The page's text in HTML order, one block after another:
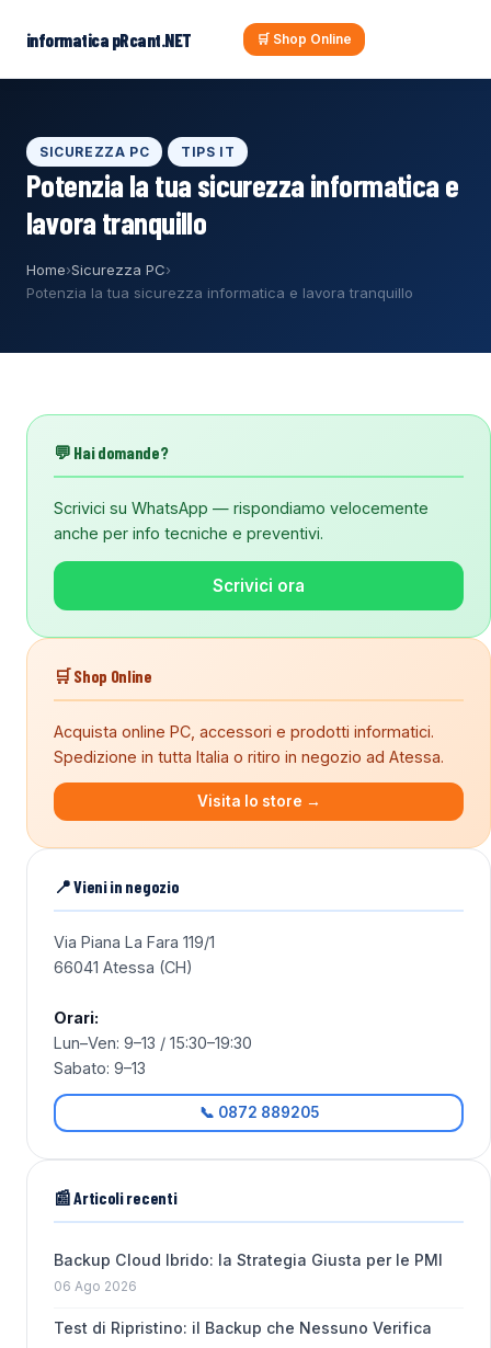
contenuto
informatica pRcant.NET 🛒 Shop Online
SICUREZZA PC TIPS IT
Potenzia la tua sicurezza informatica e
lavora tranquillo
Home›Sicurezza PC›
Potenzia la tua sicurezza informatica e lavora tranquillo
💬 Hai domande?
Scrivici su WhatsApp — rispondiamo velocemente
anche per info tecniche e preventivi.
Scrivici ora
🛒 Shop Online
Acquista online PC, accessori e prodotti informatici.
Spedizione in tutta Italia o ritiro in negozio ad Atessa.
Visita lo store →
📍 Vieni in negozio
Via Piana La Fara 119/1
66041 Atessa (CH)
Orari:
Lun–Ven: 9–13 / 15:30–19:30
Sabato: 9–13
📞 0872 889205
📰 Articoli recenti
Backup Cloud Ibrido: la Strategia Giusta per le PMI
06 Ago 2026
Test di Ripristino: il Backup che Nessuno Verifica